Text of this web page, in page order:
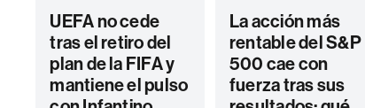
UEFA no cede
tras el retiro del
plan de la FIFA y
mantiene el pulso
La acción más
rentable del S&P
500 cae con
fuerza tras sus